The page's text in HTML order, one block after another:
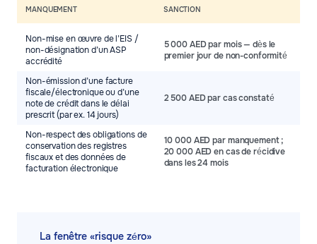
MANQUEMENT SANCTION
Non-mise en œuvre de l’EIS /
non-désignation d’un ASP
accrédité
5 000 AED par mois — dès le
premier jour de non-conformité
Non-émission d’une facture
fiscale/électronique ou d’une
note de crédit dans le délai
prescrit (par ex. 14 jours)
2 500 AED par cas constaté
Non-respect des obligations de
conservation des registres
fiscaux et des données de
facturation électronique
10 000 AED par manquement ;
20 000 AED en cas de récidive
dans les 24 mois
La fenêtre «risque zéro»